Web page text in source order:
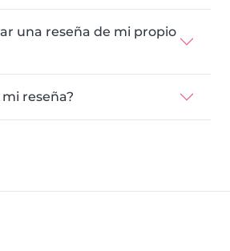
una reseña de mi propio
reseña?